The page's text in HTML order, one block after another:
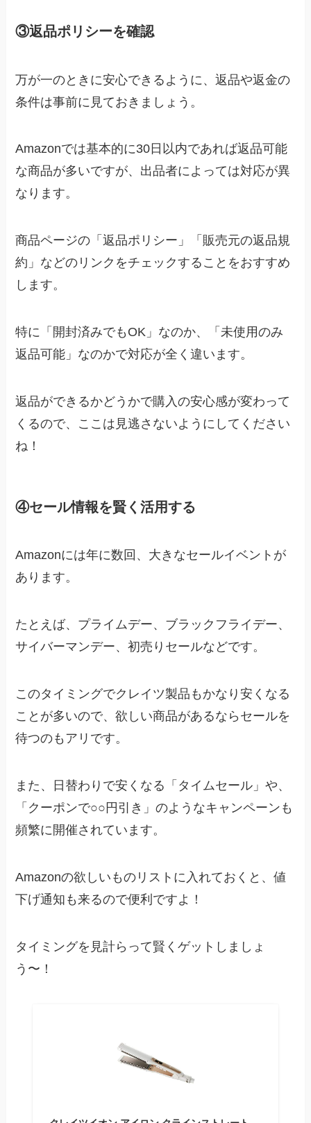
③返品ポリシーを確認
万が一のときに安心できるように、返品や返金の
条件は事前に見ておきましょう。
Amazonでは基本的に30日以内であれば返品可能
な商品が多いですが、出品者によっては対応が異
なります。
商品ページの「返品ポリシー」「販売元の返品規
約」などのリンクをチェックすることをおすすめ
します。
特に「開封済みでもOK」なのか、「未使用のみ
返品可能」なのかで対応が全く違います。
返品ができるかどうかで購入の安心感が変わって
くるので、ここは見逃さないようにしてください
ね！
④セール情報を賢く活用する
Amazonには年に数回、大きなセールイベントが
あります。
たとえば、プライムデー、ブラックフライデー、
サイバーマンデー、初売りセールなどです。
このタイミングでクレイツ製品もかなり安くなる
ことが多いので、欲しい商品があるならセールを
待つのもアリです。
また、日替わりで安くなる「タイムセール」や、
「クーポンで○○円引き」のようなキャンペーンも
頻繁に開催されています。
Amazonの欲しいものリストに入れておくと、値
下げ通知も来るので便利ですよ！
タイミングを見計らって賢くゲットしましょ
う〜！